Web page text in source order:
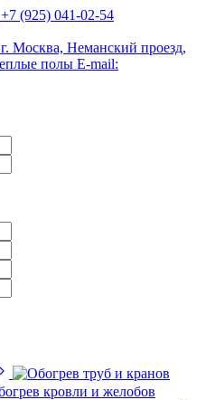
+7 (925) 041-02-54
г. Москва, Неманский проезд,
E-mail: